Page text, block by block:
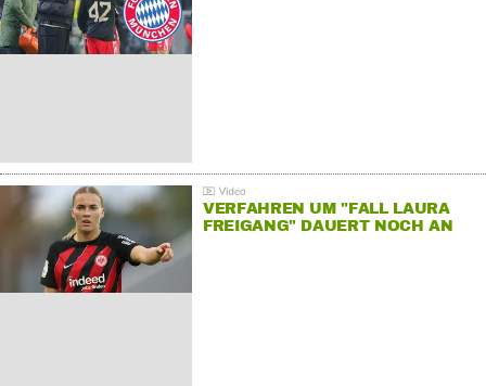
VERFAHREN UM "FALL LAURA
FREIGANG" DAUERT NOCH AN